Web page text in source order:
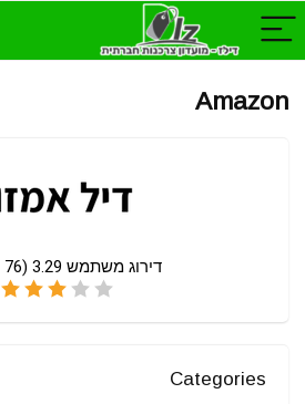
Amazon
דירוג משתמש 3.29
(
76
Categories